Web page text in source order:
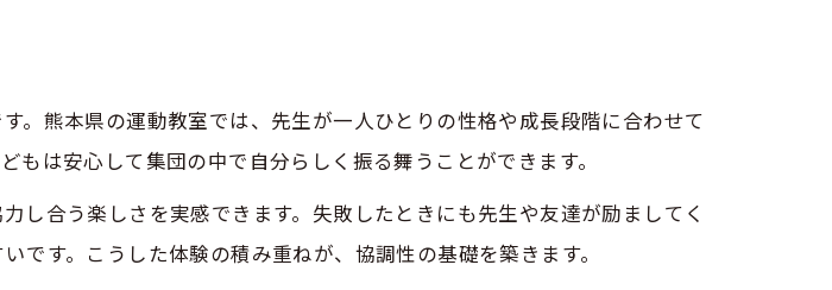
。熊本県の運動教室では、先生が一人ひとりの性格や成長段階に合わせて
は安心して集団の中で自分らしく振る舞うことができます。
し合う楽しさを実感できます。失敗したときにも先生や友達が励ましてく
す。こうした体験の積み重ねが、協調性の基礎を築きます。